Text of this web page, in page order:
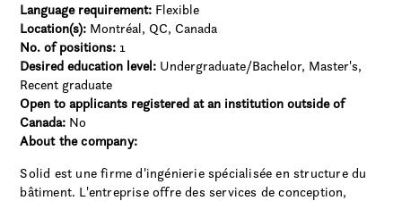
Language requirement: Flexible
Location(s): Montréal, QC, Canada
No. of positions: 1
Desired education level: Undergraduate/Bachelor Master's
Recent graduate
Open to applicants registered at an institution outside of
Canada: No
About the company:
Solid est une firme d'ingénierie spécialisée en structure du
bâtiment. L'entreprise offre des services de conception,